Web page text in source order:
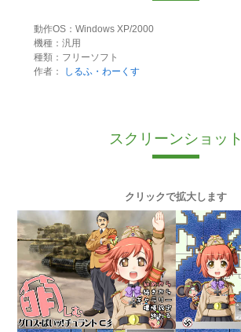
動作OS：Windows XP/2000
機種：汎用
種類：フリーソフト
作者：
しるふ・わーくす
スクリーンショット
クリックで拡大します